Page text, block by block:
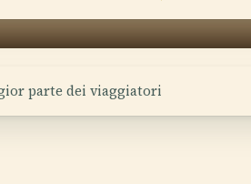
parte dei viaggiatori